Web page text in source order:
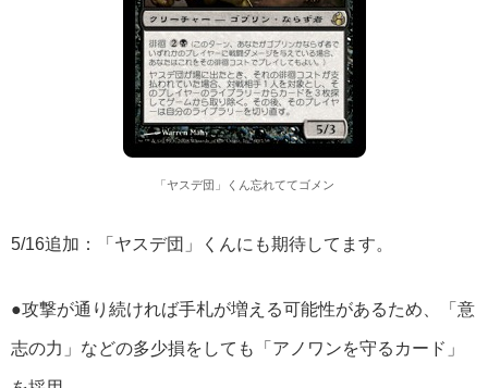
「ヤスデ団」くん忘れててゴメン
5/16追加：「ヤスデ団」くんにも期待してます。
●攻撃が通り続ければ手札が増える可能性があるため、「意
志の力」などの多少損をしても「アノワンを守るカード」